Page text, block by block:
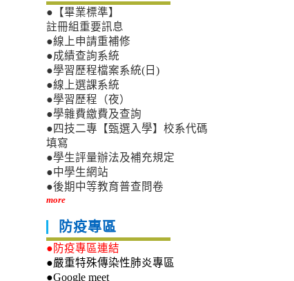
●【畢業標準】
註冊組重要訊息
●線上申請重補修
●成績查詢系統
●學習歷程檔案系統(日)
●線上選課系統
●學習歷程（夜）
●學雜費繳費及查詢
●四技二專【甄選入學】校系代碼
填寫
●學生評量辦法及補充規定
●中學生網站
●後期中等教育普查問卷
more
防疫專區
●防疫專區連結
●嚴重特殊傳染性肺炎專區
●Google meet